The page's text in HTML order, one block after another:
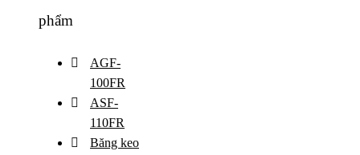
phẩm
AGF-
100FR
ASF-
110FR
Băng keo